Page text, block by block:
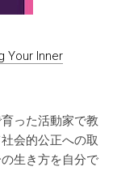
Your Inner
った活動家で教
会的公正への取
生き方を自分で